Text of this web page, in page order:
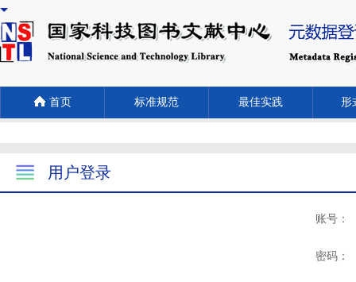
首页 标准规范 最佳实践 形
用户登录
账号：
密码：